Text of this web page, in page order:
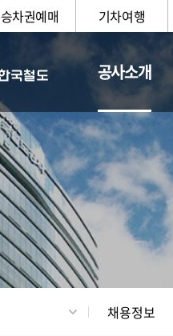
승차권예매 기차여행
공사소개
일반현황
채용정보